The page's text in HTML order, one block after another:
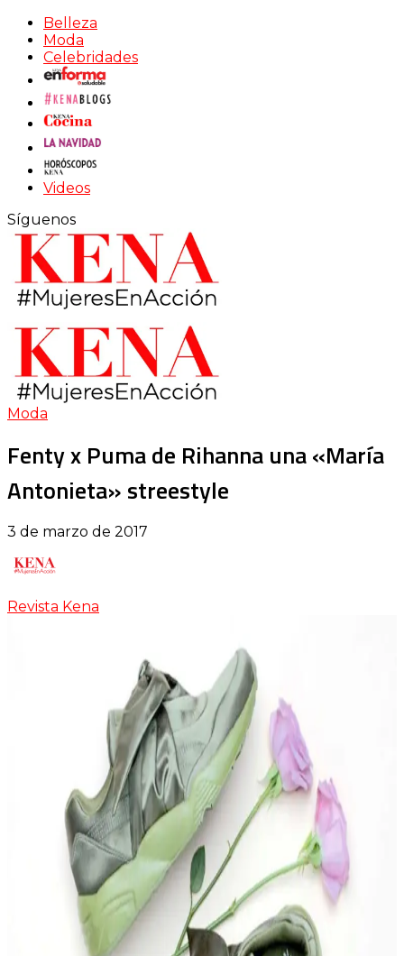
Belleza
Moda
Celebridades
Videos
Síguenos
Moda
Fenty x Puma de Rihanna una «María
Antonieta» streestyle
3 de marzo de 2017
Revista Kena